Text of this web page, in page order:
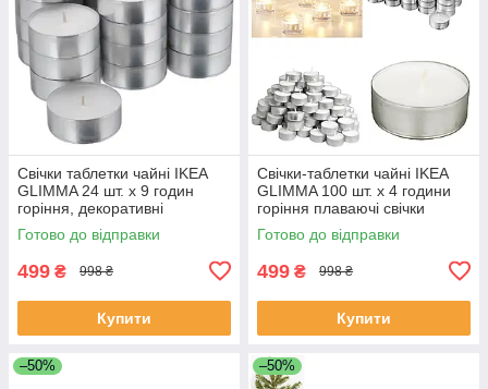
Свічки таблетки чайні IKEA
GLIMMA 24 шт. х 9 годин
горіння, декоративні
плавальні свічки ГЛІММА
ІКЕА
Готово до відправки
499 ₴ 998 ₴
Купити
Свічки-таблетки чайні IKEA
GLIMMA 100 шт. х 4 години
горіння плаваючі свічки
ГЛІММА ІКЕА 500.979.95
Готово до відправки
499 ₴ 998 ₴
Купити
–50% –50%